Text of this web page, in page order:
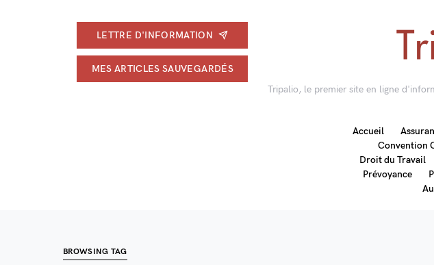
LETTRE D'INFORMATION
MES ARTICLES SAUVEGARDÉS
Tripalio, le premier site en ligne
Accueil
Convention
Droit du Travail
Prévoyance
BROWSING TAG